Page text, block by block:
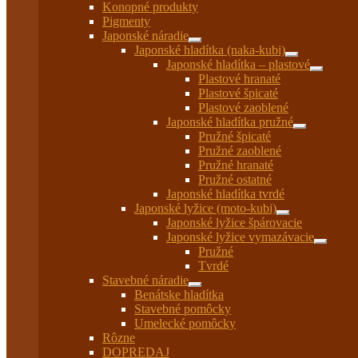
Konopné produkty
Pigmenty
Japonské náradie
Rozbaliť
podradené
menu
Japonské hladítka (naka-kubi)
Rozbaliť
podradené
Japonské hladítka – plastové
Rozbaliť
Plastové hranaté
Plastové špicaté
Plastové zaoblené
Japonské hladítka pružné
Rozbaliť
Pružné špicaté
Pružné zaoblené
Pružné hranaté
Pružné ostatné
Japonské hladítka tvrdé
Japonské lyžice (moto-kubi)
Rozbaliť
podradené
menu
Japonské lyžice špárovacie
Japonské lyžice vymazávacie
Rozbaliť
Pružné
Tvrdé
Stavebné náradie
Rozbaliť
podradené
menu
Benátske hladítka
Stavebné pomôcky
Umelecké pomôcky
Rôzne
DOPREDAJ